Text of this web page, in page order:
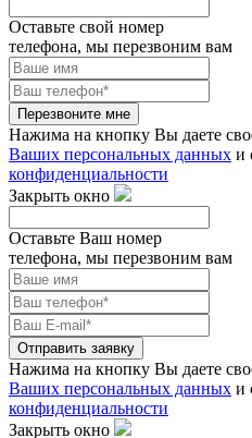
Оставьте свой номер
телефона, мы перезвоним вам
Перезвоните мне
Нажима на кнопку Вы даете
Ваших персональных данных и
конфиденциальности
Закрыть окно
Оставьте Ваш номер
телефона, мы перезвоним вам
Отправить заявку
Нажима на кнопку Вы даете
Ваших персональных данных и
конфиденциальности
Закрыть окно